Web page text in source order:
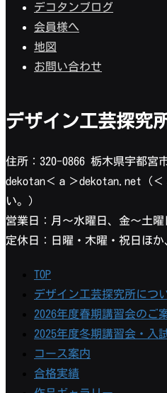
デコタンブログ
会員様へ
地図
お問い合わせ
デザイン工芸探究
住所：320-0866 栃木県宇都宮
dekotan＜ａ＞dekotan.net（＜
い。）
営業日：月〜水曜日、金〜土
定休日：日曜・木曜・祝日ほか
TOP
デザイン工芸探究所につ
2026年度春期講習会のご
2025年度冬期講習会・入
コース案内
合格実績